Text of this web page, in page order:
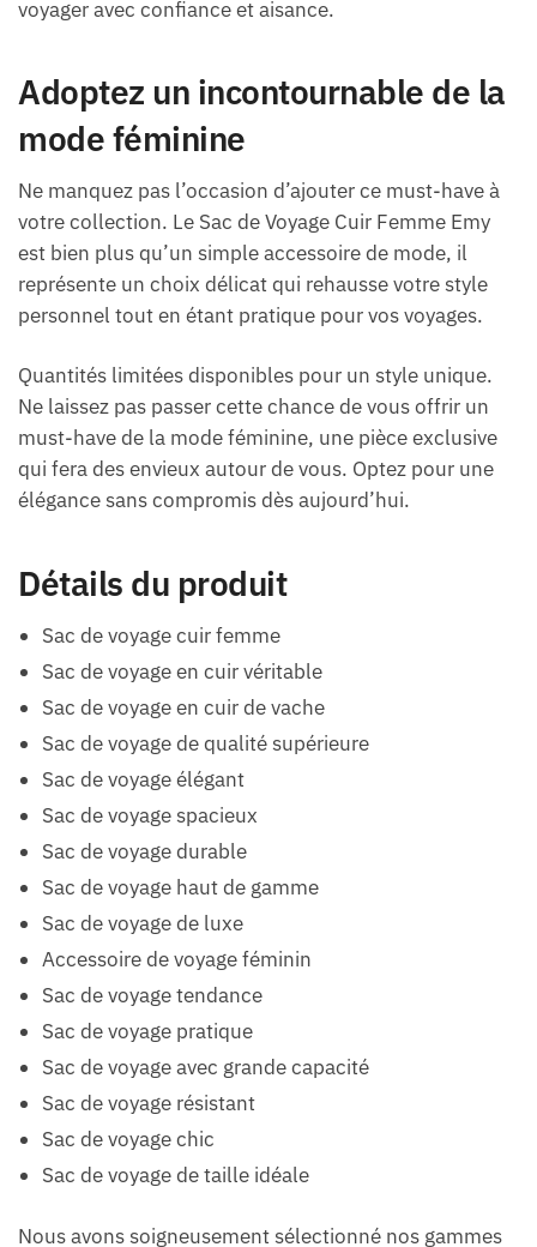
voyager avec confiance et aisance.
Adoptez un incontournable de la
mode féminine
Ne manquez pas l’occasion d’ajouter ce must-have à
votre collection. Le Sac de Voyage Cuir Femme Emy
est bien plus qu’un simple accessoire de mode, il
représente un choix délicat qui rehausse votre style
personnel tout en étant pratique pour vos voyages.
Quantités limitées disponibles pour un style unique.
Ne laissez pas passer cette chance de vous offrir un
must-have de la mode féminine, une pièce exclusive
qui fera des envieux autour de vous. Optez pour une
élégance sans compromis dès aujourd’hui.
Détails du produit
Sac de voyage cuir femme
Sac de voyage en cuir véritable
Sac de voyage en cuir de vache
Sac de voyage de qualité supérieure
Sac de voyage élégant
Sac de voyage spacieux
Sac de voyage durable
Sac de voyage haut de gamme
Sac de voyage de luxe
Accessoire de voyage féminin
Sac de voyage tendance
Sac de voyage pratique
Sac de voyage avec grande capacité
Sac de voyage résistant
Sac de voyage chic
Sac de voyage de taille idéale
Nous avons soigneusement sélectionné nos gammes